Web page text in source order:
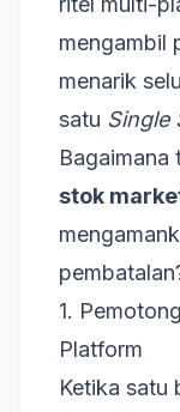
mengambil
menarik
satu Single
stok
1.
Platform
Ketika satu